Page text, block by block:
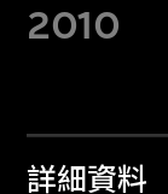
2010
詳細資料